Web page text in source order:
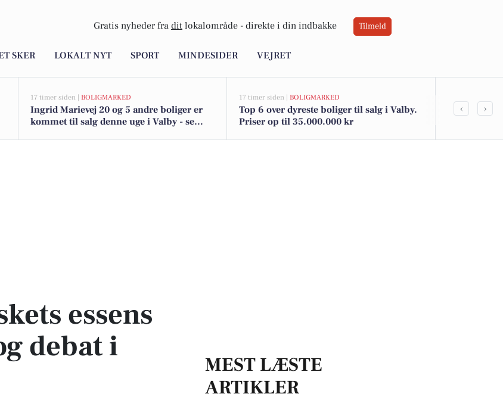
Gratis nyheder fra dit lokalområde - direkte i din indbakke Tilmeld
SKER LOKALT NYT SPORT MINDESIDER VEJRET
17 timer siden | BOLIGMARKED
Ingrid Marievej 20 og 5 andre boliger er
kommet til salg denne uge i Valby - se
17 timer siden | BOLIGMARKED
Top 6 over dyreste boliger til salg i Valby.
Priser op til 35.000.000 kr
Valby
‹ ›
i Valby
essens
debat i
MEST LÆSTE
ARTIKLER